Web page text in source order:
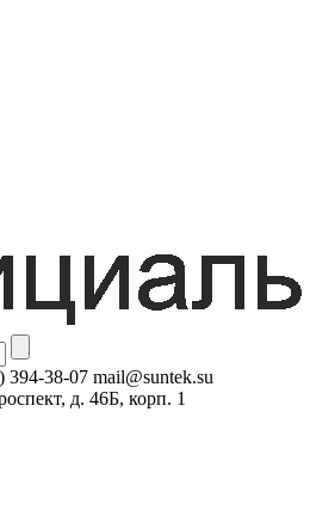
38-07 mail@suntek.su
д. 46Б, корп. 1